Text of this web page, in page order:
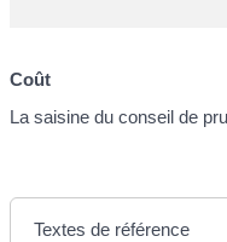
Coût
La saisine du conseil de
Textes de référence